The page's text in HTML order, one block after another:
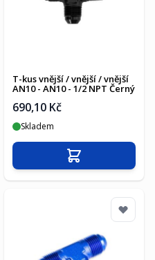
T-kus vnější / vnější / vnější
AN10 - AN10 - 1/2 NPT Černý
690,10 Kč
Skladem
Přidat do košíku